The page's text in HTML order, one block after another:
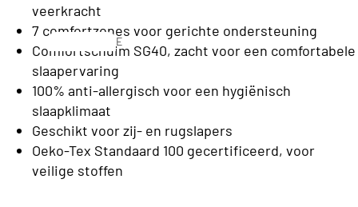
e
c
ti
o
T
n
S
o
f
a
b
E
e
n
p
r
s
o
veerkracht
7 comfortzones voor gerichte ondersteuning
Comfortschuim SG40, zacht voor een comfortabele
slaapervaring
100% anti-allergisch voor een hygiënisch
slaapklimaat
Geschikt voor zij- en rugslapers
Oeko-Tex Standaard 100 gecertificeerd, voor
veilige stoffen